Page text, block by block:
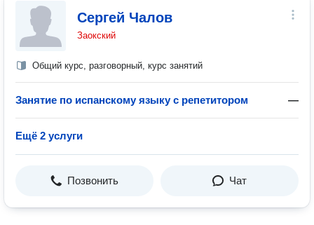
Сергей Чалов
Заокский
Общий курс, разговорный, курс занятий
Занятие по испанскому языку с репетитором —
Ещё 2 услуги
Позвонить Чат